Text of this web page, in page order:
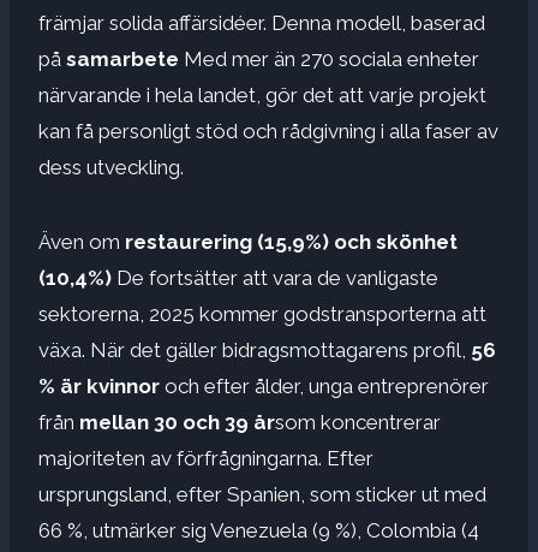
främjar solida affärsidéer. Denna modell, baserad
på samarbete Med mer än 270 sociala enheter
närvarande i hela landet, gör det att varje projekt
kan få personligt stöd och rådgivning i alla faser av
dess utveckling.
Även om restaurering (15,9%) och skönhet
(10,4%) De fortsätter att vara de vanligaste
sektorerna, 2025 kommer godstransporterna att
växa. När det gäller bidragsmottagarens profil, 56
% är kvinnor och efter ålder, unga entreprenörer
från mellan 30 och 39 årsom koncentrerar
majoriteten av förfrågningarna. Efter
ursprungsland, efter Spanien, som sticker ut med
66 %, utmärker sig Venezuela (9 %), Colombia (4